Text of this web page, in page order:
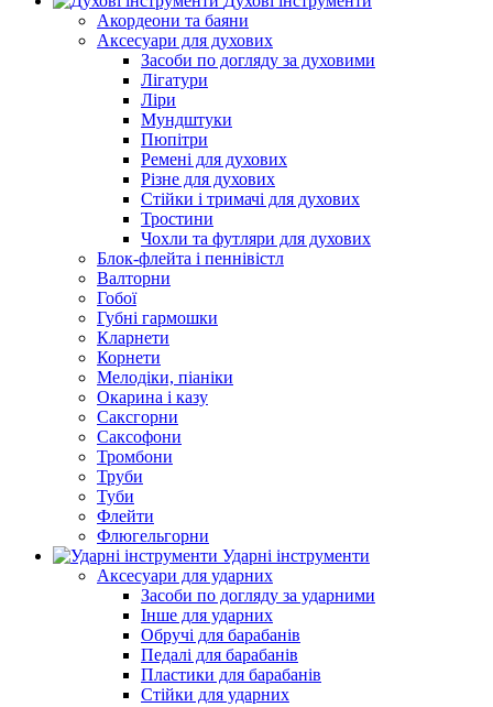
Акордеони та баяни
Аксесуари для духових
Засоби по догляду за духовими
Лігатури
Ліри
Мундштуки
Пюпітри
Ремені для духових
Різне для духових
Стійки і тримачі для духових
Тростини
Чохли та футляри для духових
Блок-флейта і пеннівістл
Валторни
Гобої
Губні гармошки
Кларнети
Корнети
Мелодіки, піаніки
Окарина і казу
Саксгорни
Саксофони
Тромбони
Труби
Туби
Флейти
Флюгельгорни
Ударні інструменти
Аксесуари для ударних
Засоби по догляду за ударними
Інше для ударних
Обручі для барабанів
Педалі для барабанів
Пластики для барабанів
Стійки для ударних